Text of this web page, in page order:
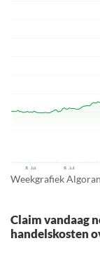
Weekgrafiek
Claim vandaag
handelskosten